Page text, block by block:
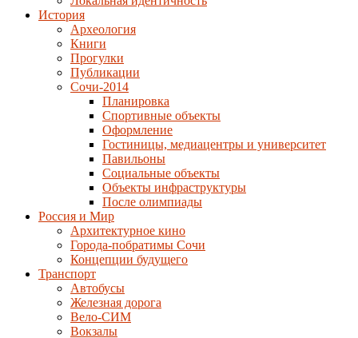
История
Археология
Книги
Прогулки
Публикации
Сочи-2014
Планировка
Спортивные объекты
Оформление
Гостиницы, медиацентры и университет
Павильоны
Социальные объекты
Объекты инфраструктуры
После олимпиады
Россия и Мир
Архитектурное кино
Города-побратимы Сочи
Концепции будущего
Транспорт
Автобусы
Железная дорога
Вело-СИМ
Вокзалы